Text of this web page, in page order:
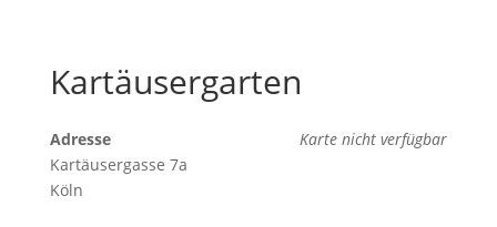
Kartäusergarten
Karte nicht verfügbar
Adresse
Kartäusergasse 7a
Köln